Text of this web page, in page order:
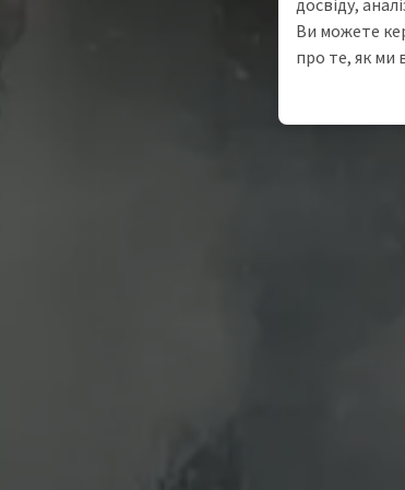
досвіду,
Ви можете
про те, як ми